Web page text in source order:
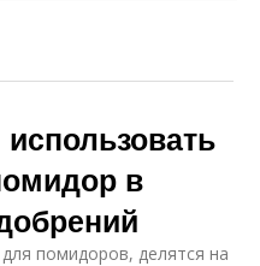
в
помидоров, делятся на